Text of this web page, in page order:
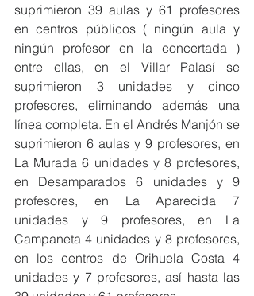
suprimieron 39 aulas y 61 profesores
en centros públicos ( ningún aula y
ningún profesor en la concertada )
entre ellas, en el Villar Palasí se
suprimieron 3 unidades y cinco
profesores, eliminando además una
línea completa. En el Andrés Manjón se
suprimieron 6 aulas y 9 profesores, en
La Murada 6 unidades y 8 profesores,
en Desamparados 6 unidades y 9
profesores, en La Aparecida 7
unidades y 9 profesores, en La
Campaneta 4 unidades y 8 profesores,
en los centros de Orihuela Costa 4
unidades y 7 profesores, así hasta las